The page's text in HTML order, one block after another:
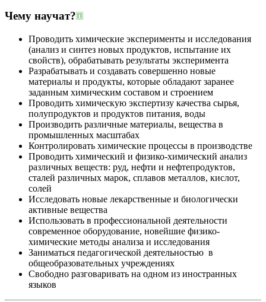
Чему научат?
Проводить химические эксперименты и исследования
(анализ и синтез новых продуктов, испытание их
свойств), обрабатывать результаты эксперимента
Разрабатывать и создавать совершенно новые
материалы и продукты, которые обладают заранее
заданным химическим составом и строением
Проводить химическую экспертизу качества сырья,
полупродуктов и продуктов питания, воды
Производить различные материалы, вещества в
промышленных масштабах
Контролировать химические процессы в производстве
Проводить химический и физико-химический анализ
различных веществ: руд, нефти и нефтепродуктов,
сталей различных марок, сплавов металлов, кислот,
солей
Исследовать новые лекарственные и биологически
активные вещества
Использовать в профессиональной деятельности
современное оборудование, новейшие физико-
химические методы анализа и исследования
Заниматься педагогической деятельностью в
общеобразовательных учреждениях
Свободно разговаривать на одном из иностранных
языков